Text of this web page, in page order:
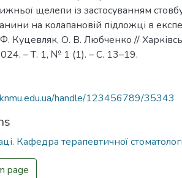
щелепи із застосуванням
на колапановій підложці в
Куцевляк, О. В. Любченко //
– Т. 1, № 1 (1). – С. 13–19.
handle/123456789/35343
Кафедра терапевтичної
page